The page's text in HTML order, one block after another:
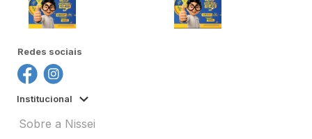
Redes sociais
Institucional
Sobre a Nissei